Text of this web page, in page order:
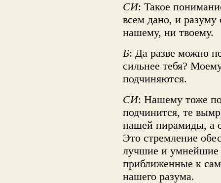
СИ: Такое
всем дано, и
нашему, ни твоему.
Б: Да разве можно
сильнее тебя?
подчиняются.
СИ: Нашему тоже
подчинится, те
нашей пирамиды, а
Это стремление
лучшие и умнейшие
приближенные к
нашего разума.